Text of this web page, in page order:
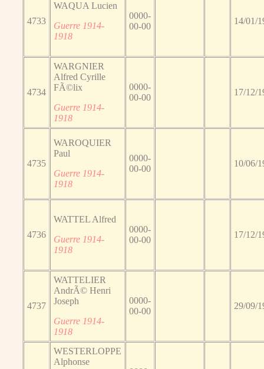
4733
WAQUA Lucien
Guerre 1914-
1918
0000-
00-00
14/01/
4734
WARGNIER
Alfred Cyrille
FÃ©lix
Guerre 1914-
1918
0000-
00-00
17/12/
4735
WAROQUIER
Paul
Guerre 1914-
1918
0000-
00-00
10/06/
4736
WATTEL Alfred
Guerre 1914-
1918
0000-
00-00
17/12/
4737
WATTELIER
AndrÃ© Henri
Joseph
Guerre 1914-
1918
0000-
00-00
29/09/
WESTERLOPPE
Alphonse